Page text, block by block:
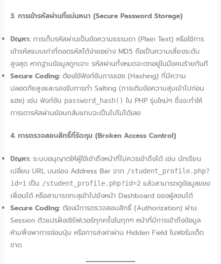
3. การเข้ารหัสผ่านที่แน่นหนา (Secure Password Storage)
ปัญหา: การเก็บรหัสผ่านเป็นข้อความธรรมดา (Plain Text) หรือใช้การ
เข้ารหัสแบบเก่าที่ถอดรหัสได้ง่ายอย่าง MD5 ถือเป็นความเสี่ยงระดับ
สูงสุด หากฐานข้อมูลถูกเจาะ รหัสผ่านทั้งหมดจะตกอยู่ในมือคนร้ายทันที
Secure Coding: ต้องใช้ฟังก์ชันการแฮช (Hashing) ที่มีความ
ปลอดภัยสูงและรองรับการทำ Salting (การเติมข้อความสุ่มเข้าไปก่อน
แฮช) เช่น ฟังก์ชัน password_hash() ใน PHP รุ่นใหม่ๆ ซึ่งจะทำให้
การเดารหัสผ่านย้อนกลับแทบจะเป็นไปไม่ได้เลย
4. การตรวจสอบสิทธิ์ที่รัดกุม (Broken Access Control)
ปัญหา: ระบบอนุญาตให้ผู้ใช้เข้าถึงหน้าที่ไม่ควรเข้าถึงได้ เช่น นักเรียน
เปลี่ยน URL บนช่อง Address Bar จาก /student_profile.php?
id=1 เป็น /student_profile.php?id=2 แล้วสามารถดูข้อมูลของ
เพื่อนได้ หรือสามารถทะลุเข้าไปยังหน้า Dashboard ของผู้สอนได้
Secure Coding: ต้องมีการตรวจสอบสิทธิ์ (Authorization) ผ่าน
Session ตัวแปรฝั่งเซิร์ฟเวอร์ทุกครั้งในทุกๆ หน้าที่มีการเข้าถึงข้อมูล
ห้ามพึ่งพาการซ่อนปุ่ม หรือการส่งค่าผ่าน Hidden Field ในฟอร์มเด็ด
ขาด